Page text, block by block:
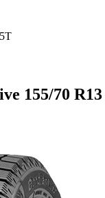
155/70 R13